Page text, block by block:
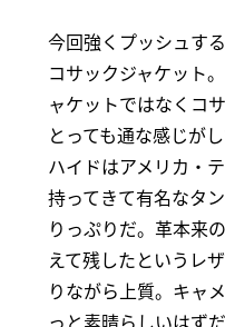
今回強くプッシュす
コサックジャケット
ャケットではなくコ
とっても通な感じが
ハイドはアメリカ・
持ってきて有名なタ
りっぷりだ。革本来
えて残したというレ
りながら上質。キャ